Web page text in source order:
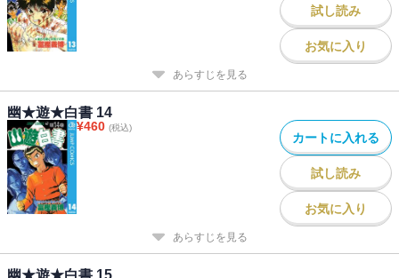
試し読み
お気に入り
あらすじを見る
幽★遊★白書 14
¥460 (税込)
カートに入れる
試し読み
お気に入り
あらすじを見る
幽★遊★白書 15